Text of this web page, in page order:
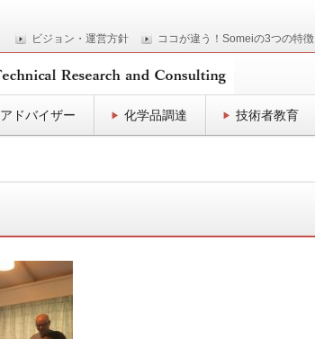
ビジョン・運営方針 ココが違う！Someiの3つの特徴
アドバイザー 化学品調達 技術者教育